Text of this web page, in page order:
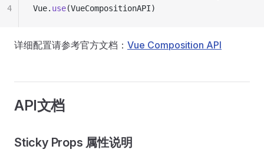
Vue. use(VueCompositionAPI)
4
详细配置请参考官方文档： Vue Composition API
API文档
Sticky Props 属性说明